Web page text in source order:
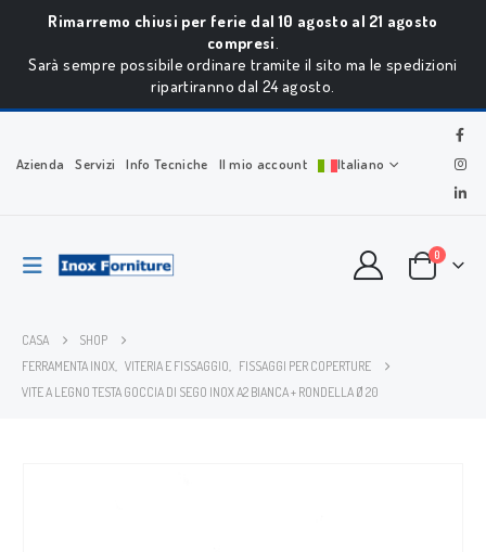
Rimarremo chiusi per ferie dal 10 agosto al 21 agosto
compresi.
Sarà sempre possibile ordinare tramite il sito ma le spedizioni
ripartiranno dal 24 agosto.
Azienda Servizi Info Tecniche Il mio account Italiano
0
CASA
SHOP
FERRAMENTA INOX, VITERIA E FISSAGGIO, FISSAGGI PER COPERTURE
VITE A LEGNO TESTA GOCCIA DI SEGO INOX A2 BIANCA + RONDELLA Ø 20